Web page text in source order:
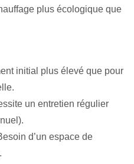
plus écologique que
initial plus élevé que pour
un entretien régulier
d’un espace de